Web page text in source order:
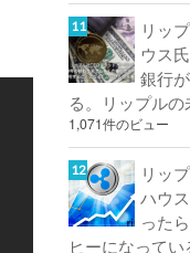
リッ
ウス
銀行
る。リップルの
1,071件のビュー
リッ
ハウ
った
ヒーになってい